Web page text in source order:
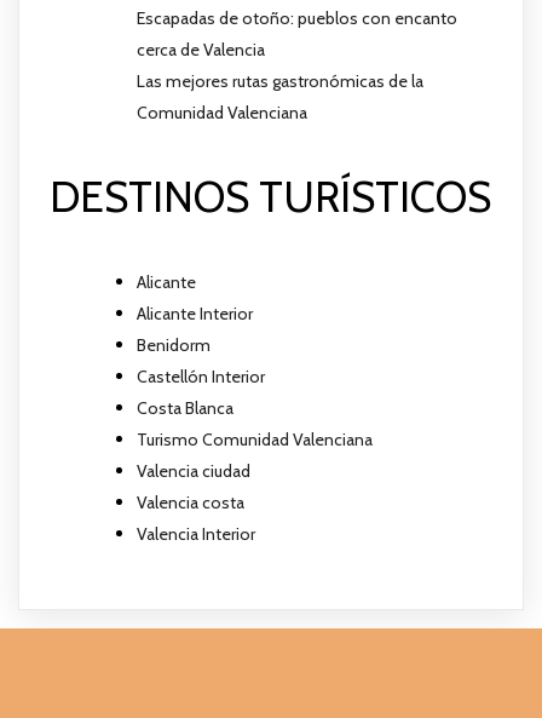
Escapadas de otoño: pueblos con encanto
cerca de Valencia
Las mejores rutas gastronómicas de la
Comunidad Valenciana
DESTINOS TURÍSTICOS
Alicante
Alicante Interior
Benidorm
Castellón Interior
Costa Blanca
Turismo Comunidad Valenciana
Valencia ciudad
Valencia costa
Valencia Interior